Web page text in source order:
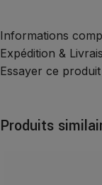
Informations
Expédition &
Essayer ce
Produits